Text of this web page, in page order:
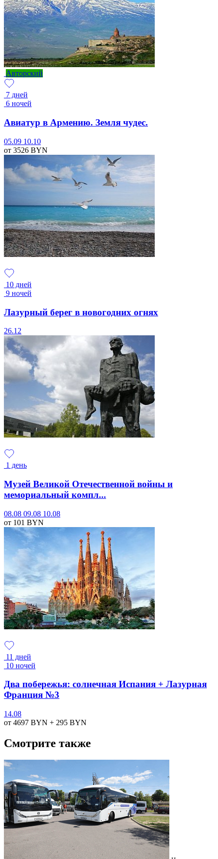
Авторский
7 дней
6 ночей
Авиатур в Армению. Земля чудес.
05.09 10.10
от 3526 BYN
10 дней
9 ночей
Лазурный берег в новогодних огнях
26.12
1 день
Музей Великой Отечественной войны и
мемориальный компл...
08.08 09.08 10.08
от 101 BYN
11 дней
10 ночей
Два побережья: солнечная Испания + Лазурная
Франция №3
14.08
от 4697 BYN + 295 BYN
Смотрите также